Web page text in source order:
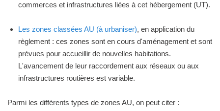
commerces et infrastructures liées à cet hébergement (UT).
Les zones classées AU (à urbaniser), en application du
règlement : ces zones sont en cours d'aménagement et sont
prévues pour accueillir de nouvelles habitations.
L'avancement de leur raccordement aux réseaux ou aux
infrastructures routières est variable.
Parmi les différents types de zones AU, on peut citer :